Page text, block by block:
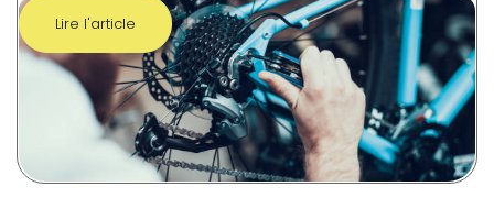
Lire l'article